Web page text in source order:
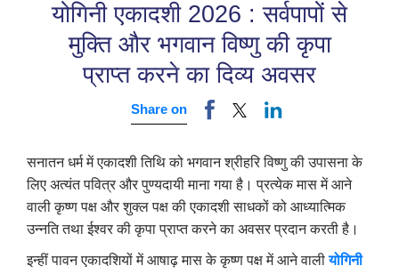
योगिनी एकादशी 2026 : सर्वपापों से
मुक्ति और भगवान विष्णु की कृपा
प्राप्त करने का दिव्य अवसर
Share on
सनातन धर्म में एकादशी तिथि को भगवान श्रीहरि विष्णु की उपासना के
लिए अत्यंत पवित्र और पुण्यदायी माना गया है। प्रत्येक मास में आने
वाली कृष्ण पक्ष और शुक्ल पक्ष की एकादशी साधकों को आध्यात्मिक
उन्नति तथा ईश्वर की कृपा प्राप्त करने का अवसर प्रदान करती है।
इन्हीं पावन एकादशियों में आषाढ़ मास के कृष्ण पक्ष में आने वालीयोगिनी